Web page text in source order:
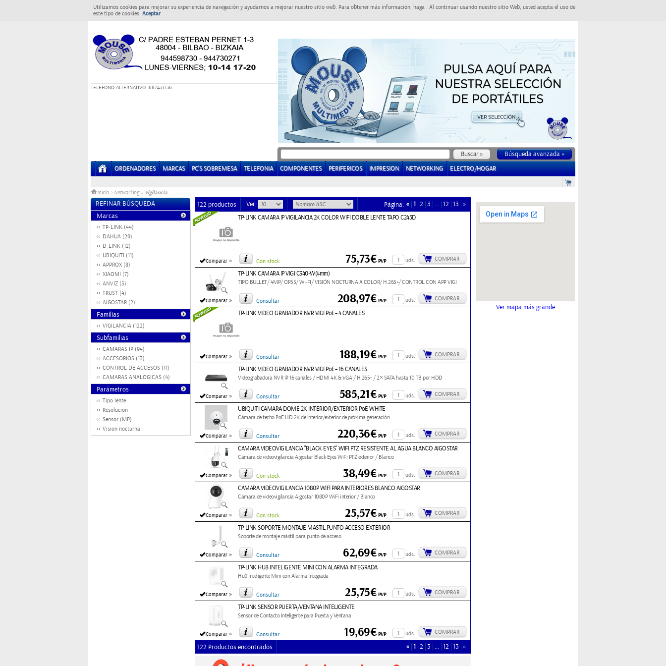
Utilizamos cookies para mejorar su experiencia de navegación y ayudarnos a mejorar nuestro sitio web. Para obtener más información, haga . Al continuar usando nuestro sitio Web, usted acepta el uso de
este tipo de cookies. Aceptar
TELEFONO ALTERNATIVO: 687431736
Búsqueda avanzada »
ORDENADORES MARCAS PC'S SOBREMESA TELEFONIA COMPONENTES PERIFERICOS IMPRESION NETWORKING ELECTRO/HOGAR
Inicio > Networking» Vigilancia
REFINAR BÚSQUEDA
Marcas
TP-LINK (44)
DAHUA (29)
D-LINK (12)
UBIQUITI (11)
APPROX (8)
XIAOMI (7)
ANVIZ (5)
TRUST (4)
AIGOSTAR (2)
Familias
VIGILANCIA (122)
Subfamilias
CAMARAS IP (94)
ACCESORIOS (13)
CONTROL DE ACCESOS (11)
CAMARAS ANALOGICAS (4)
Parámetros
Tipo lente
Resolucion
Sensor (MP)
Vision nocturna
122 productos Ver: Página: « 1 2 3 … 12 13 »
Comparar »
TP-LINK CAMARA IP VIGILANCIA 2K COLOR WIFI DOBLE LENTE TAPO C245D
Con stock uds. COMPRAR
75,73€PVP
Comparar »
TP-LINK CAMARA IP VIGI C340-W(4mm)
TIPO BULLET/ 4MP/ OP55/ WI-FI/ VISIÓN NOCTURNA A COLOR/ H.265+/ CONTROL CON APP VIGI
Consultar uds. COMPRAR
208,97€PVP
Comparar »
TP-LINK VIDEO GRABADOR NVR VIGI PoE+ 4 CANALES
Consultar uds. COMPRAR
188,19€PVP
Comparar »
TP-LINK VIDEO GRABADOR NVR VIGI PoE+ 16 CANALES
Videograbadora NVR IP 16 canales / HDMI 4K & VGA / H.265+ / 2× SATA hasta 10 TB por HDD
Consultar uds. COMPRAR
585,21€PVP
Comparar »
UBIQUITI CAMARA DOME 2K INTERIOR/EXTERIOR PoE WHITE
Cámara de techo PoE HD 2K de interior/exterior de próxima generación
Consultar uds. COMPRAR
220,36€PVP
Comparar »
CAMARA VIDEOVIGILANCIA "BLACK EYES" WIFI PTZ RESISTENTE AL AGUA BLANCO AIGOSTAR
Cámara de videovigilancia Aigostar Black Eyes WiFi PTZ exterior / Blanco
Con stock uds. COMPRAR
38,49€PVP
Comparar »
CAMARA VIDEOVIGILANCIA 1080P WIFI PARA INTERIORES BLANCO AIGOSTAR
Cámara de videovigilancia Aigostar 1080P WiFi interior / Blanco
Con stock uds. COMPRAR
25,57€PVP
Comparar »
TP-LINK SOPORTE MONTAJE MASTIL PUNTO ACCESO EXTERIOR
Soporte de montaje mástil para punto de acceso
Consultar uds. COMPRAR
62,69€PVP
Comparar »
TP-LINK HUB INTELIGENTE MINI CON ALARMA INTEGRADA
Hub Inteligente Mini con Alarma Integrada
Consultar uds. COMPRAR
25,75€PVP
Comparar »
TP-LINK SENSOR PUERTA/VENTANA INTELIGENTE
Sensor de Contacto Inteligente para Puerta y Ventana
Consultar uds. COMPRAR
19,69€PVP
122 Productos encontrados « 1 2 3 … 12 13 »
Ver mapa más grande